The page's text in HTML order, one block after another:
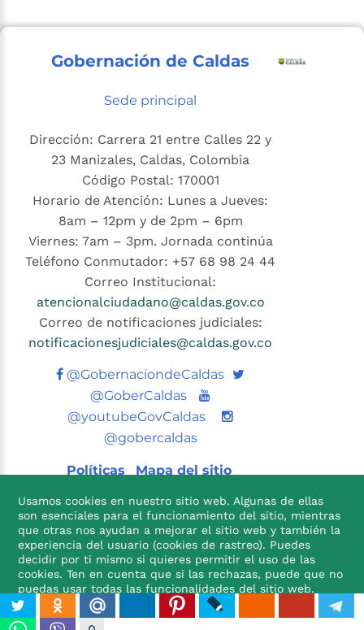
Gobernación de Caldas
Sede principal
Dirección: Carrera 21 entre Calles 22 y
23 Manizales, Caldas, Colombia
Código Postal: 170001
Horario de Atención: Lunes a Jueves:
8am – 12pm y de 2pm – 6pm
Viernes: 7am – 3pm. Jornada continúa
Teléfono Conmutador: +57 68 98 24 44
Correo Institucional:
atencionalciudadano@caldas.gov.co
Correo de notificaciones judiciales:
notificacionesjudiciales@caldas.gov.co
@GobernaciondeCaldas Twitter
@GoberCaldas
Youtube
@youtubeGovCaldas
@gobercaldas
Políticas Mapa del sitio

Usamos cookies en nuestro sitio web. Algunas de ellas
son esenciales para el funcionamiento del sitio, mientras
que otras nos ayudan a mejorar el sitio web y también la
experiencia del usuario (cookies de rastreo). Puedes
decidir por ti mismo si quieres permitir el uso de las
cookies. Ten en cuenta que si las rechazas, puede que no
puedas usar todas las funcionalidades del sitio web.
ACEPTO NO ACEPTO